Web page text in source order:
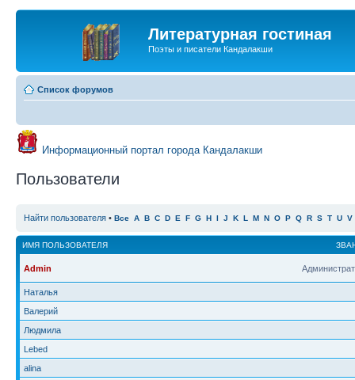
Литературная гостиная
Поэты и писатели Кандалакши
Список форумов
Информационный портал города Кандалакши
Пользователи
Найти пользователя • Все A B C D E F G H I J K L M N O P Q R S T U V
ИМЯ ПОЛЬЗОВАТЕЛЯ
Admin
Наталья
Валерий
Людмила
Lebed
alina